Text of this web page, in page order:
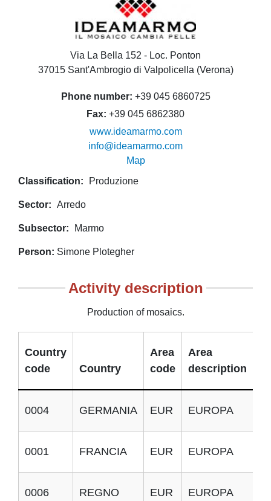
Via La Bella 152 - Loc. Ponton
37015 Sant'Ambrogio di Valpolicella (Verona)
Phone number +39 045 6860725
Fax +39 045 6862380
www.ideamarmo.com
info@ideamarmo.com
Map
Classification
Produzione
Sector Arredo
Subsector Marmo
Person Simone Plotegher
Activity description
Production of mosaics.
Country
code
Country
Area
code
Area
description
0004 GERMANIA EUR EUROPA
0001 FRANCIA EUR EUROPA
0006
REGNO
EUR EUROPA